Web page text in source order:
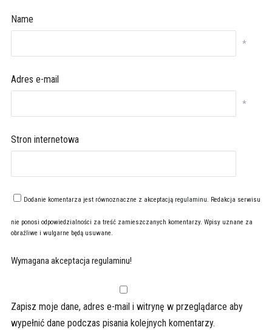
Name
*
Adres e-mail
*
Stron internetowa
Dodanie komentarza jest równoznaczne z akceptacją regulaminu. Redakcja serwisu
nie ponosi odpowiedzialności za treść zamieszczanych komentarzy. Wpisy uznane za
obraźliwe i wulgarne będą usuwane.
Wymagana akceptacja regulaminu!
Zapisz moje dane, adres e-mail i witrynę w przeglądarce aby
wypełnić dane podczas pisania kolejnych komentarzy.